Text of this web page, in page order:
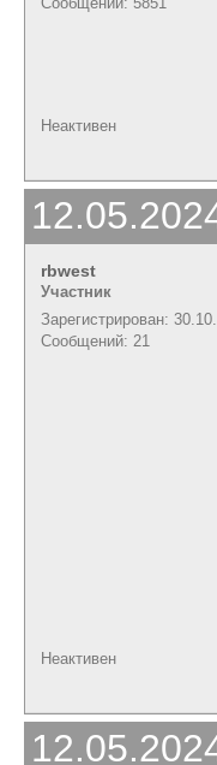
Неактивен
rbwest
Участник
Зарегистрирован:
Сообщений: 21
Неактивен